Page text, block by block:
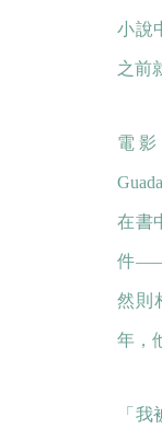
小說
之前
電
在書
件——
然則
年，
「